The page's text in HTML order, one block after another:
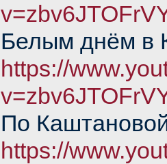
Белым днём в
https://
По
https://